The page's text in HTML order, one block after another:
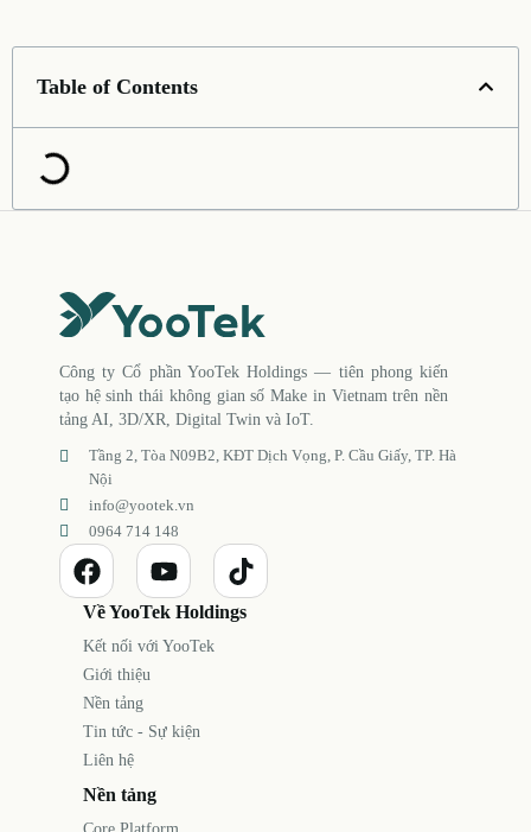
Table of Contents
Công ty Cổ phần YooTek Holdings — tiên phong kiến
tạo hệ sinh thái không gian số Make in Vietnam trên nền
tảng AI, 3D/XR, Digital Twin và IoT.
Tầng 2, Tòa N09B2, KĐT Dịch Vọng, P. Cầu Giấy, TP. Hà
Nội
info@yootek.vn
0964 714 148
Về YooTek Holdings
Kết nối với YooTek
Giới thiệu
Nền tảng
Tin tức - Sự kiện
Liên hệ
Nền tảng